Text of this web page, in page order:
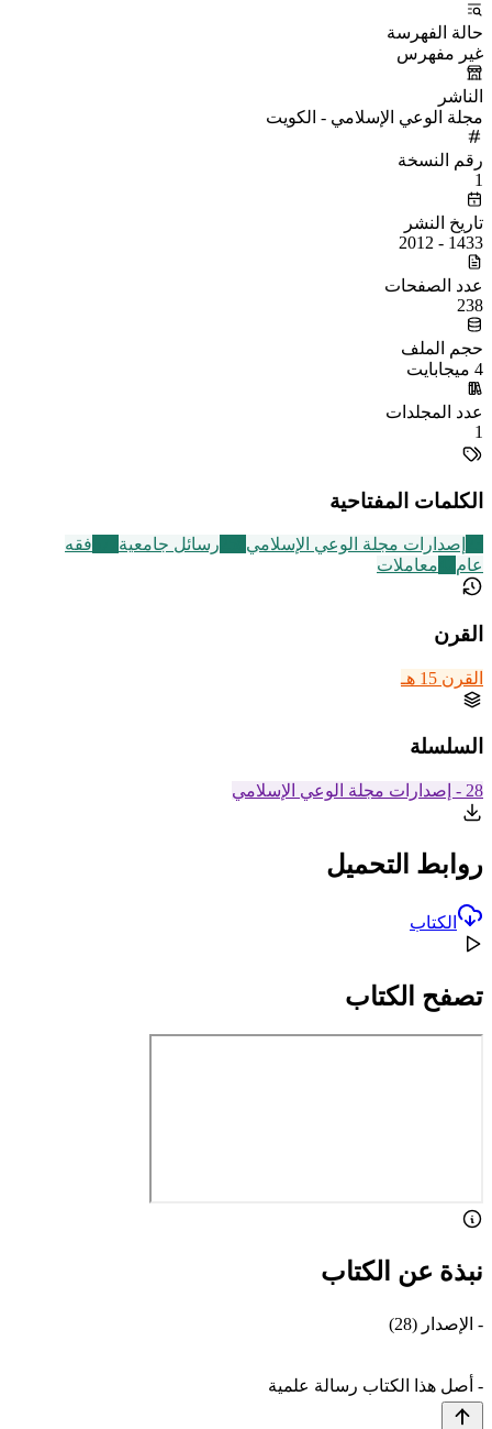
حالة الفهرسة
غير مفهرس
الناشر
مجلة الوعي الإسلامي - الكويت
رقم النسخة
1
تاريخ النشر
1433 - 2012
عدد الصفحات
238
حجم الملف
4 ميجابايت
عدد المجلدات
1
الكلمات المفتاحية
إصدارات مجلة الوعي الإسلامي رسائل جامعية
فقه
عام
معاملات
القرن
القرن 15 هـ
السلسلة
28 - إصدارات مجلة الوعي الإسلامي
روابط التحميل
الكتاب
تصفح الكتاب
نبذة عن الكتاب
- الإصدار (28)
- أصل هذا الكتاب رسالة علمية